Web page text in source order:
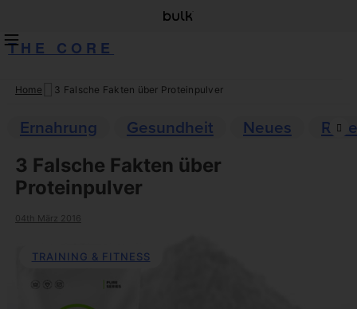
THE CORE
Skip
content
Home 3 Falsche Fakten über Proteinpulver
Ernahrung Gesundheit Neues
3 Falsche Fakten über
Proteinpulver
04th März 2016
TRAINING & FITNESS